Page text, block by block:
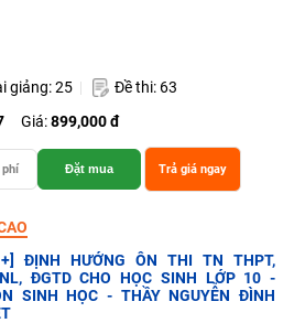
giảng: 25
Đề thi: 63
Giá:899,000 đ
Đặt mua Trả giá ngay
ĐỊNH HƯỚNG ÔN THI TN THPT,
ĐGTD CHO HỌC SINH LỚP 10 -
SINH HỌC - THẦY NGUYỄN ĐÌNH